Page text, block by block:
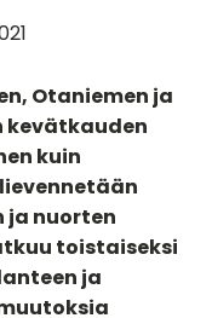
Otaniemen ja
kevätkauden
kuin
ja nuorten
toistaiseksi
ja